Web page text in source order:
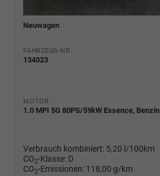
Neuwagen
FAHRZEUG-NR.
134023
MOTOR
1.0 MPI 5G 80PS/59kW Essence, Benzin
Verbrauch kombiniert: 5,20 l/100km
CO2-Klasse: D
CO2-Emissionen: 118,00 g/km